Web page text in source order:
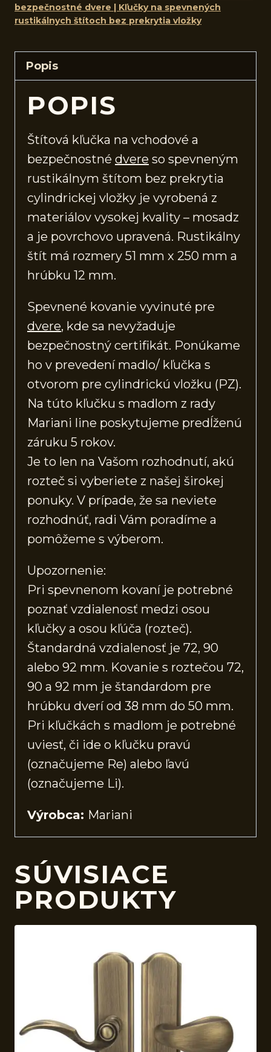
bezpečnostné dvere | Kľučky na spevnených
rustikálnych štítoch bez prekrytia vložky
Popis
POPIS
Štítová kľučka na vchodové a
bezpečnostné dvere so spevneným
rustikálnym štítom bez prekrytia
cylindrickej vložky je vyrobená z
materiálov vysokej kvality – mosadz
a je povrchovo upravená. Rustikálny
štít má rozmery 51 mm x 250 mm a
hrúbku 12 mm.
Spevnené kovanie vyvinuté pre
dvere, kde sa nevyžaduje
bezpečnostný certifikát. Ponúkame
ho v prevedení madlo/ kľučka s
otvorom pre cylindrickú vložku (PZ).
Na túto kľučku s madlom z rady
Mariani line poskytujeme predĺženú
záruku 5 rokov.
Je to len na Vašom rozhodnutí, akú
rozteč si vyberiete z našej širokej
ponuky. V prípade, že sa neviete
rozhodnúť, radi Vám poradíme a
pomôžeme s výberom.
Upozornenie:
Pri spevnenom kovaní je potrebné
poznať vzdialenosť medzi osou
kľučky a osou kľúča (rozteč).
Štandardná vzdialenosť je 72, 90
alebo 92 mm. Kovanie s roztečou 72,
90 a 92 mm je štandardom pre
hrúbku dverí od 38 mm do 50 mm.
Pri kľučkách s madlom je potrebné
uviesť, či ide o kľučku pravú
(označujeme Re) alebo ľavú
(označujeme Li).
Výrobca: Mariani
SÚVISIACE
PRODUKTY